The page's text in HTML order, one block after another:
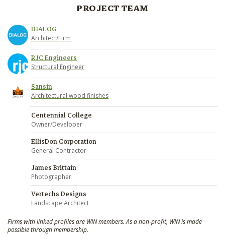
PROJECT TEAM
DIALOG
Architect/Firm
RJC Engineers
Structural Engineer
Sansin
Architectural wood finishes
Centennial College
Owner/Developer
EllisDon Corporation
General Contractor
James Brittain
Photographer
Vertechs Designs
Landscape Architect
Firms with linked profiles are WIN members. As a non-profit, WIN is made
possible through membership.